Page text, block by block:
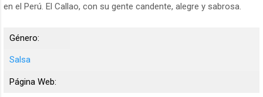
en el Perú. El Callao, con su gente candente, alegre y sabrosa.
Género:
Salsa
Página Web: